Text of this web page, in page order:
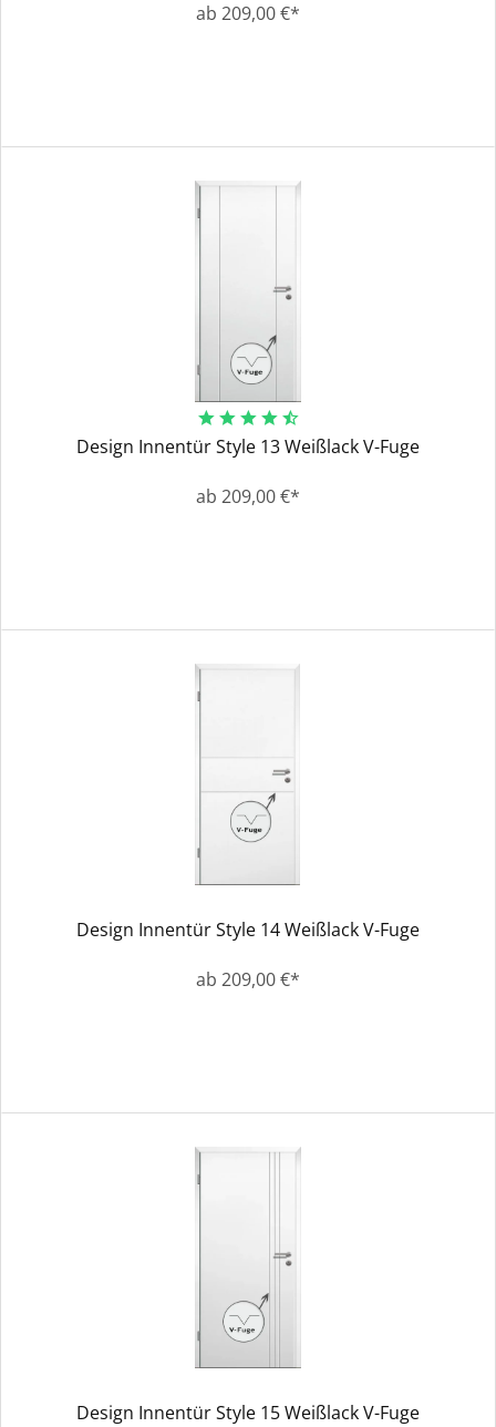
ab 209,00 €*
Design Innentür Style 13 Weißlack V-Fuge
ab 209,00 €*
Design Innentür Style 14 Weißlack V-Fuge
ab 209,00 €*
Design Innentür Style 15 Weißlack V-Fuge